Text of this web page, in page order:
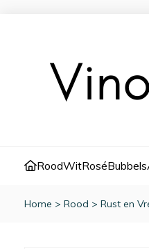
RoodWitRoséBubbels
Home > Rood > Rust en